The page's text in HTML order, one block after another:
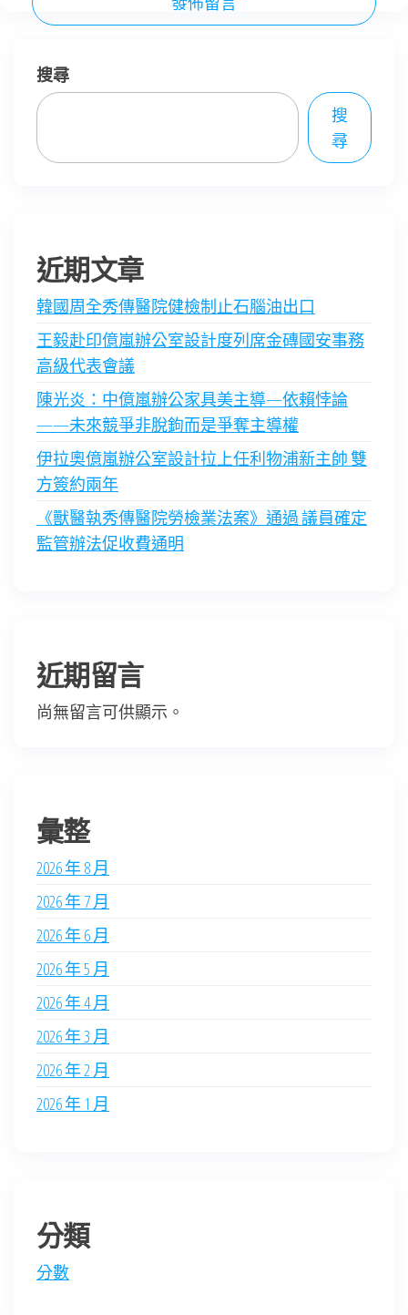
搜尋
搜
尋
近期文章
韓國周全秀傳醫院健檢制止石腦油出口
王毅赴印億嵐辦公室設計度列席金磚國安事務
高級代表會議
陳光炎：中億嵐辦公家具美主導—依賴悖論
——未來競爭非脫鉤而是爭奪主導權
伊拉奧億嵐辦公室設計拉上任利物浦新主帥 雙
方簽約兩年
《獸醫執秀傳醫院勞檢業法案》通過 議員確定
監管辦法促收費通明
近期留言
尚無留言可供顯示。
彙整
2026 年 8 月
2026 年 7 月
2026 年 6 月
2026 年 5 月
2026 年 4 月
2026 年 3 月
2026 年 2 月
2026 年 1 月
分類
分數